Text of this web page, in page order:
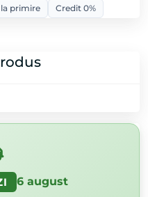
primire Credit 0%
6 august